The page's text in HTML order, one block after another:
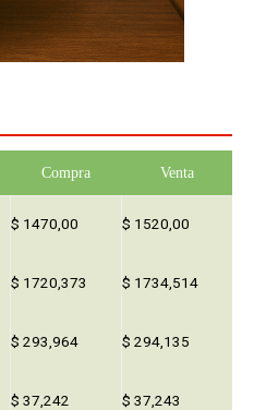
Compra Venta
$ 1470,00 $ 1520,00
$ 1720,373 $ 1734,514
$ 293,964 $ 294,135
$ 37,242 $ 37,243